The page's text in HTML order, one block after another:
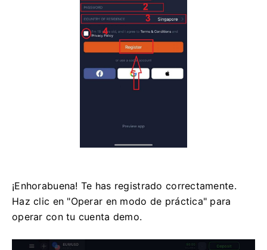
¡Enhorabuena! Te has registrado correctamente.
Haz clic en "Operar en modo de práctica" para
operar con tu cuenta demo.